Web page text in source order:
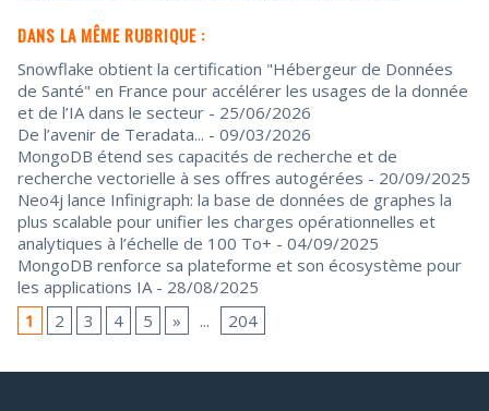
DANS LA MÊME RUBRIQUE :
Snowflake obtient la certification "Hébergeur de Données
de Santé" en France pour accélérer les usages de la donnée
et de l’IA dans le secteur - 25/06/2026
De l’avenir de Teradata... - 09/03/2026
MongoDB étend ses capacités de recherche et de
recherche vectorielle à ses offres autogérées - 20/09/2025
Neo4j lance Infinigraph: la base de données de graphes la
plus scalable pour unifier les charges opérationnelles et
analytiques à l’échelle de 100 To+ - 04/09/2025
MongoDB renforce sa plateforme et son écosystème pour
les applications IA - 28/08/2025
1
2 3 4 5 » ... 204